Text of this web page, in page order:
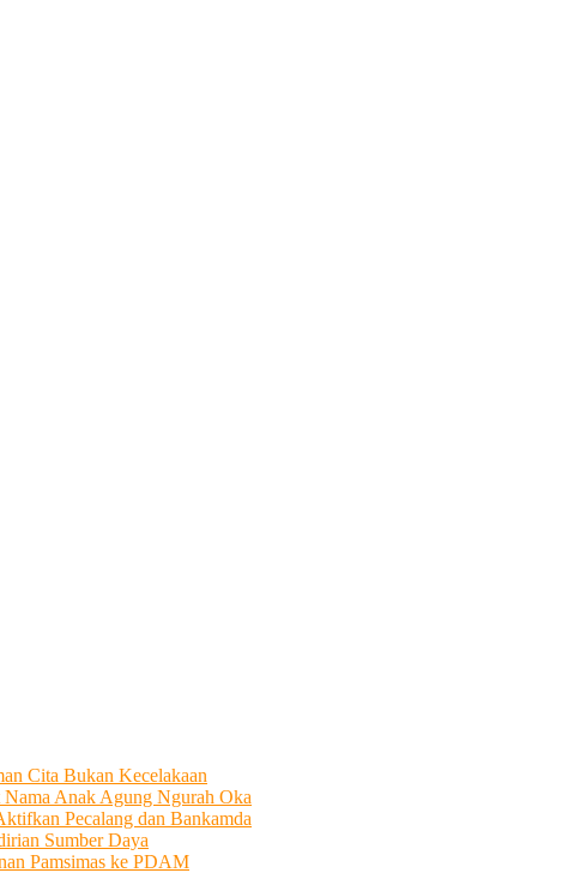
Cita Bukan Kecelakaan
Nama Anak Agung Ngurah Oka
Pecalang dan Bankamda
Sumber Daya
Pamsimas ke PDAM